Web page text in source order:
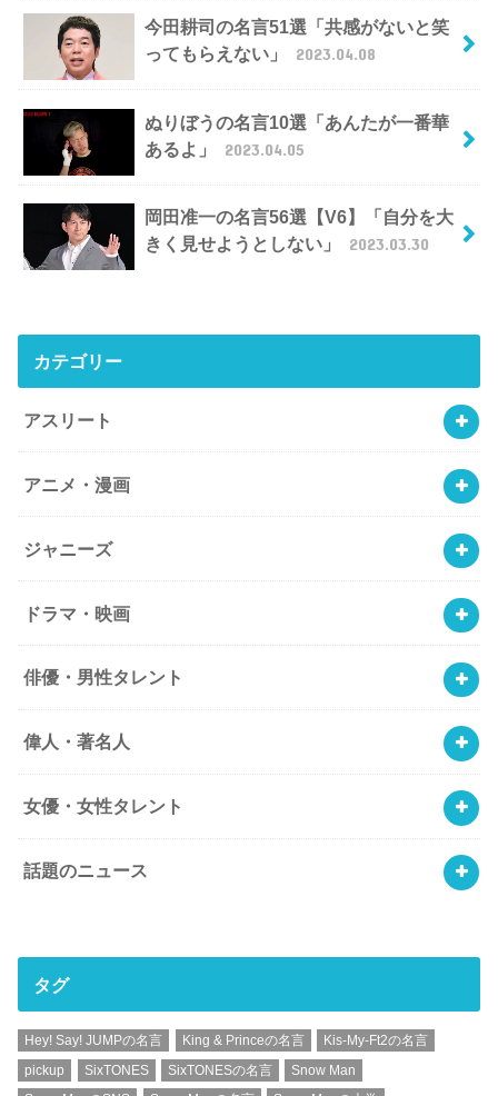
今田耕司の名言51選「共感がないと笑
ってもらえない」
2023.04.08
ぬりぼうの名言10選「あんたが一番華
あるよ」
2023.04.05
岡田准一の名言56選【V6】「自分を大
きく見せようとしない」
2023.03.30
カテゴリー
アスリート
アニメ・漫画
ジャニーズ
ドラマ・映画
俳優・男性タレント
偉人・著名人
女優・女性タレント
話題のニュース
タグ
Hey! Say! JUMPの名言 King & Princeの名言
Kis-My-Ft2の名言
pickup
SixTONES SixTONESの名言
Snow Man